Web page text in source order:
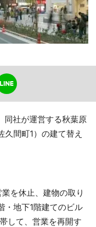
同社が運営する秋葉原
間町1）の建て替え
を休止、建物の取り
・地下1階建てのビル
して、営業を再開す